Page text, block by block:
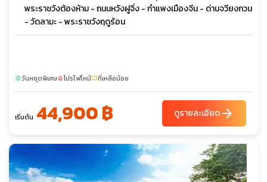
พระราชวังต้องห้าม - ถนนหวังฝูจิ่ง - กำแพงเมืองจีน - ด่านจวียงกวน
- วัดลามะ - พระราชวังฤดูร้อน
sunnyวันหยุดพิเศษlocal_fire_departmentโปรไฟไหม้confirmation_numberที่เหลือน้อย
เริ่มต้น 44,900 ฿ ดูรายละเอียดarrow_forward